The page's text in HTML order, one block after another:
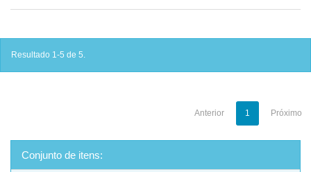
Resultado 1-5 de 5.
Anterior 1 Próximo
Conjunto de itens: